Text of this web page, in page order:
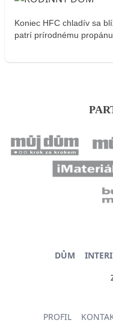
Koniec HFC chladív sa
patrí prírodnému propánu
DŮM
PROFIL